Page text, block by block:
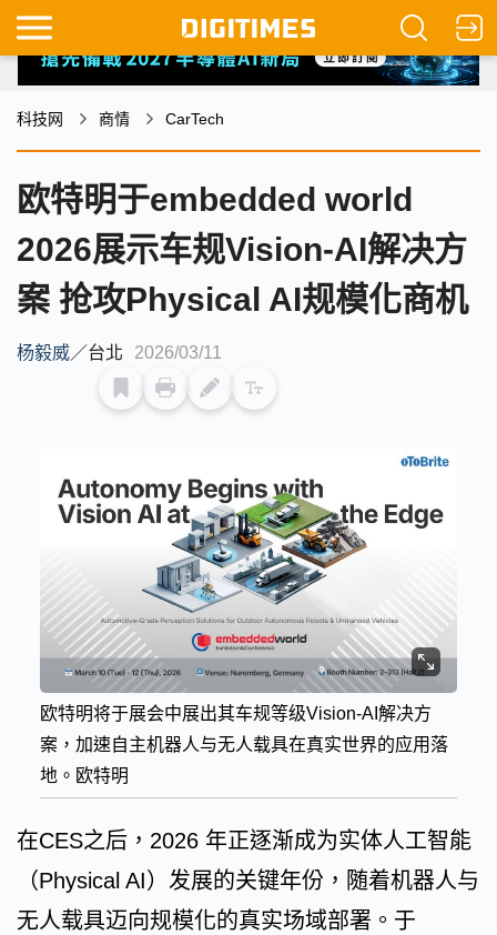
科技网 商情 CarTech
欧特明于embedded world
2026展示车规Vision-AI解决方
案 抢攻Physical AI规模化商机
杨毅威／台北 2026/03/11
欧特明将于展会中展出其车规等级Vision-AI解决方
案，加速自主机器人与无人载具在真实世界的应用落
地。欧特明
在CES之后，2026 年正逐渐成为实体人工智能
（Physical AI）发展的关键年份，随着机器人与
无人载具迈向规模化的真实场域部署。于